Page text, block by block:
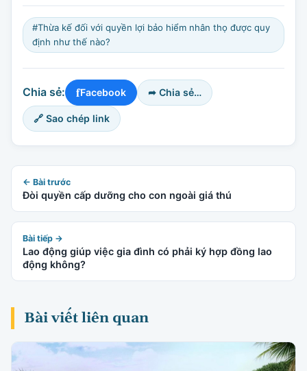
#Thừa kế đối với quyền lợi bảo hiểm nhân thọ được quy
định như thế nào?
Chia sẻ: fFacebook ➦ Chia sẻ…
🔗 Sao chép link
← Bài trước
Đòi quyền cấp dưỡng cho con ngoài giá thú
Bài tiếp →
Lao động giúp việc gia đình có phải ký hợp đồng lao
động không?
Bài viết liên quan